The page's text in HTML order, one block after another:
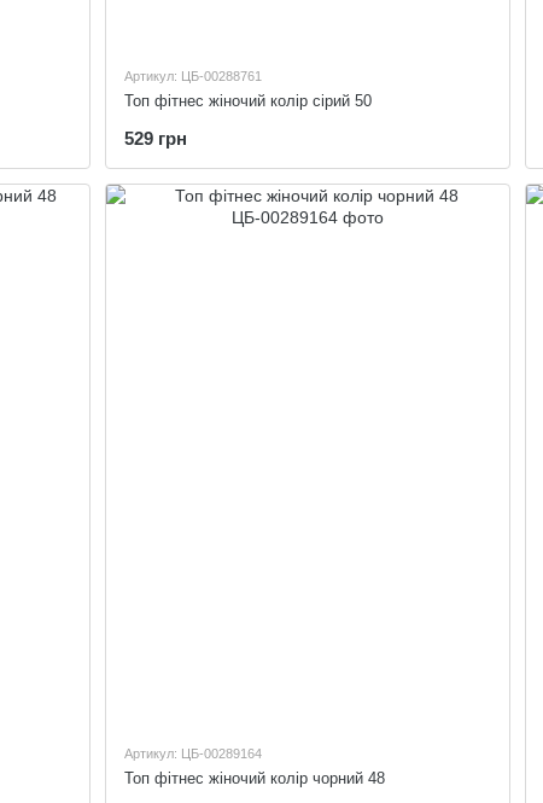
Артикул: ЦБ-00288761
Топ фітнес жіночий колір сірий 50
529 грн
Артикул: ЦБ-00289164
Топ фітнес жіночий колір чорний 48